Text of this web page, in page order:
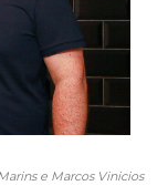
e Marcos Vinicios